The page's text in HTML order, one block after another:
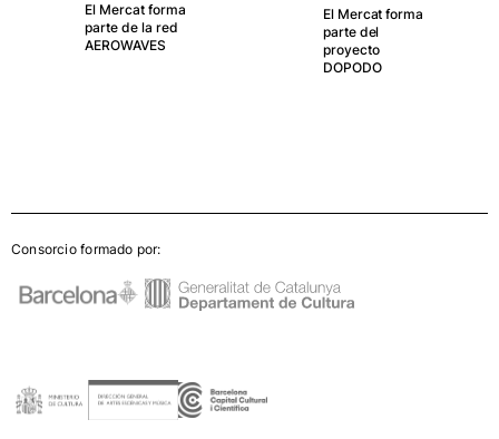
El Mercat forma
parte de la red
AEROWAVES
El Mercat forma
parte del
proyecto
DOPODO
Consorcio formado por: